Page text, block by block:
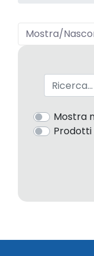
Mostra/
Barra
Mostra
Prodotti